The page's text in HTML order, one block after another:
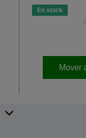
En stock
Mover